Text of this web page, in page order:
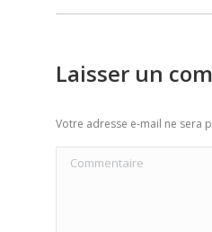
Laisser un
Votre adresse e-mail ne sera
Commentaire